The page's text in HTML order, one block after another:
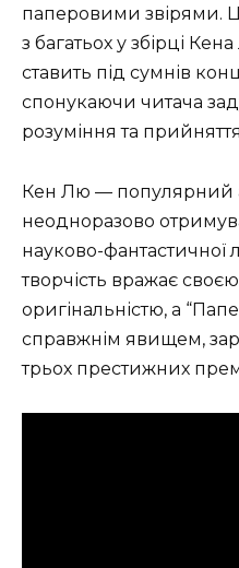
паперовими звірями.
з багатьох у збірці
ставить під сумнів
спонукаючи читача
розуміння та
Кен Лю — популярний
неодноразово
науково-фантастичної
творчість вражає
оригінальністю, а
справжнім явищем,
трьох престижних